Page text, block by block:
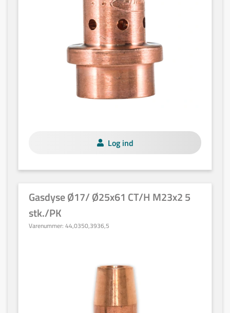
Log ind
Gasdyse Ø17/ Ø25x61 CT/H M23x2 5
stk./PK
Varenummer: 44,0350,3936,5